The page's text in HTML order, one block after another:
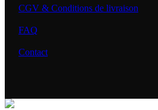
CGV & Conditions de livraison
FAQ
Contact